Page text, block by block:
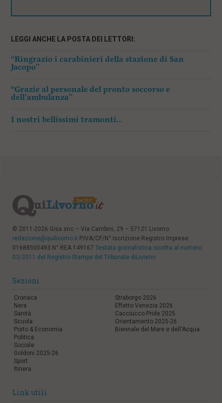
LEGGI ANCHE LA POSTA DEI LETTORI:
“Ringrazio i carabinieri della stazione di San
Jacopo”
“Grazie al personale del pronto soccorso e
dell’ambulanza”
I nostri bellissimi tramonti…
© 2011-2026 Gisa snc – Via Cambini, 29 – 57121 Livorno
redazione@quilivorno.it P.IVA/CF/N° Iscrizione Registro Imprese:
01688500493 N° REA 149167 Testata giornalistica iscritta al numero
03/2011 del Registro Stampa del Tribunale diLivorno
Sezioni
Cronaca
Nera
Sanità
Scuola
Porto & Economia
Politica
Sociale
Goldoni 2025-26
Sport
Itinera
Straborgo 2026
Effetto Venezia 2026
Cacciucco Pride 2025
Orientamento 2025-26
Biennale del Mare e dell'Acqua
Link utili